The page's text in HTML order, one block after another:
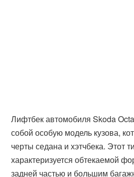
Лифтбек автомобиля Skoda
собой особую модель кузова,
черты седана и хэтчбека. Этот
характеризуется обтекаемой
задней частью и большим